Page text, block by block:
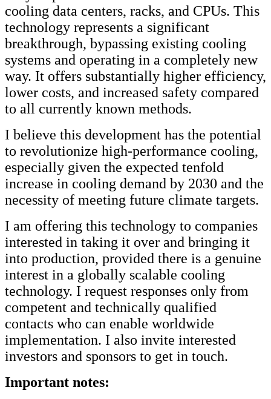
cooling data centers, racks, and CPUs. This
technology represents a significant
breakthrough, bypassing existing cooling
systems and operating in a completely new
way. It offers substantially higher efficiency,
lower costs, and increased safety compared
to all currently known methods.
I believe this development has the potential
to revolutionize high-performance cooling,
especially given the expected tenfold
increase in cooling demand by 2030 and the
necessity of meeting future climate targets.
I am offering this technology to companies
interested in taking it over and bringing it
into production, provided there is a genuine
interest in a globally scalable cooling
technology. I request responses only from
competent and technically qualified
contacts who can enable worldwide
implementation. I also invite interested
investors and sponsors to get in touch.
Important notes: